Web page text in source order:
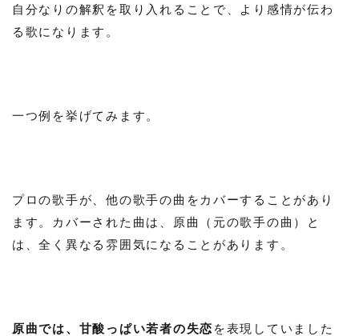
自分なりの解釈を取り入れることで、より感情が伝わ
る歌になります。
一つ例を挙げてみます。
プロの歌手が、他の歌手の曲をカバーすることがあり
ます。カバーされた曲は、原曲（元の歌手の曲）と
は、全く異なる雰囲気になることがあります。
原曲では、甘酸っぱい若者の失恋 を表現していました